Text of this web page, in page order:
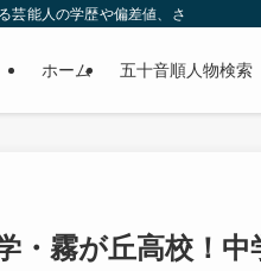
能人の学歴や偏差値、さらに政治
ホーム 五十音順人物検索
霧が丘高校！中